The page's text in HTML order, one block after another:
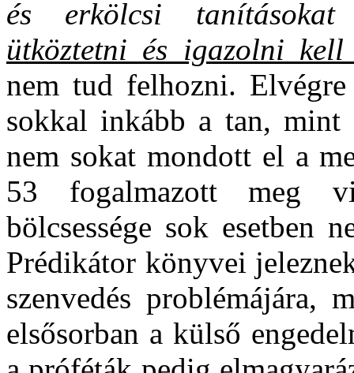
és erkölcsi
ütköztetni és igazolni
nem tud felhozni.
sokkal inkább a tan, mint
nem sokat mondott el a
53 fogalmazott meg
bölcsessége sok esetben
Prédikátor könyvei
szenvedés
elsősorban a külső